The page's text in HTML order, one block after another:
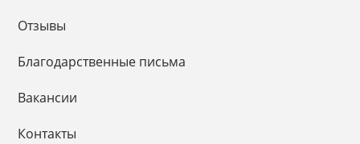
Отзывы
Благодарственные письма
Вакансии
Контакты